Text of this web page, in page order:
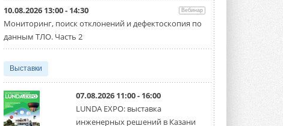
10.08.2026 13:00 - 14:30 Вебинар
Мониторинг, поиск отклонений и дефектоскопия по
данным ТЛО. Часть 2
Выставки
07.08.2026 11:00 - 16:00
LUNDA EXPO: выставка
инженерных решений в Казани